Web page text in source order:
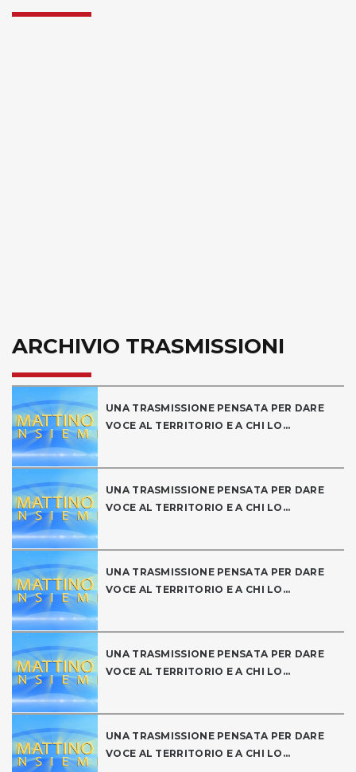
ARCHIVIO TRASMISSIONI
UNA TRASMISSIONE PENSATA PER DARE
VOCE AL TERRITORIO E A CHI LO...
UNA TRASMISSIONE PENSATA PER DARE
VOCE AL TERRITORIO E A CHI LO...
UNA TRASMISSIONE PENSATA PER DARE
VOCE AL TERRITORIO E A CHI LO...
UNA TRASMISSIONE PENSATA PER DARE
VOCE AL TERRITORIO E A CHI LO...
UNA TRASMISSIONE PENSATA PER DARE
VOCE AL TERRITORIO E A CHI LO...